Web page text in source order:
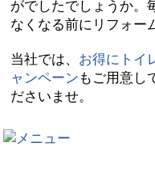
がでしたでしょうか。
なくなる前にリフォー
当社では、 お得にトイ
ャンペーン もご用意し
ださいませ。